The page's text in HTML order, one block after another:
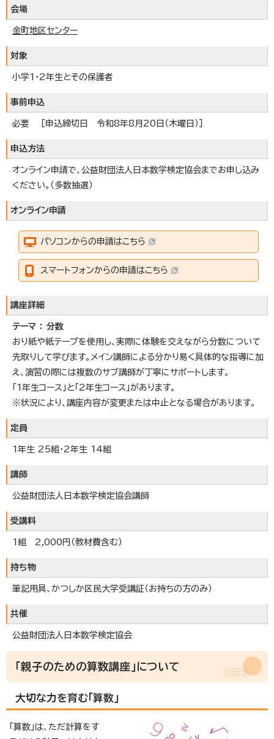
会場
金町地区センター
対象
小学1・2年生とその保護者
事前申込
必要 ［申込締切日 令和8年8月20日（木曜日）］
申込方法
オンライン申請で、公益財団法人日本数学検定協会までお申し込み
ください。（多数抽選）
オンライン申請
パソコンからの申請はこちら
スマートフォンからの申請はこちら
講座詳細
テーマ ： 分数
おり紙や紙テープを使用し、実際に体験を交えながら分数について
先取りして学びます。メイン講師による分かり易く具体的な指導に加
え、演習の際には複数のサブ講師が丁寧にサポートします。
「1年生コース」と「2年生コース」があります。
※状況により、講座内容が変更または中止となる場合があります。
定員
1年生 25組・2年生 14組
講師
公益財団法人日本数学検定協会講師
受講料
1組 2,000円（教材費含む）
持ち物
筆記用具、かつしか区民大学受講証（お持ちの方のみ）
共催
公益財団法人日本数学検定協会
「親子のための算数講座」について
大切な力を育む「算数」
「算数」は、ただ計算をす